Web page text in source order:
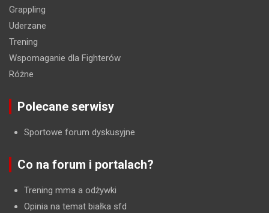
Grappling
Uderzane
Trening
Wspomaganie dla Fighterów
Różne
Polecane serwisy
Sportowe forum dyskusyjne
Co na forum i portalach?
Trening mma a odżywki
Opinia na temat białka sfd